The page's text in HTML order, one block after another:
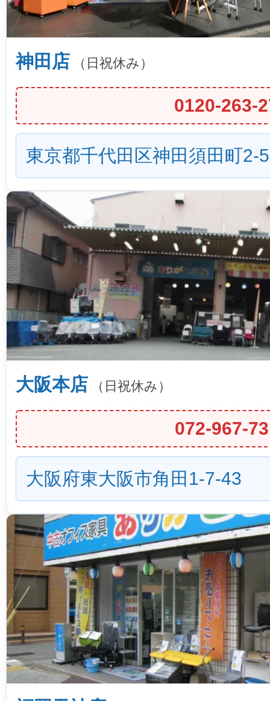
神田店 （日祝休み）
0120-263-
東京都千代田区神田須田町2-
大阪本店 （日祝休み）
072-967-
大阪府東大阪市角田1-7-43